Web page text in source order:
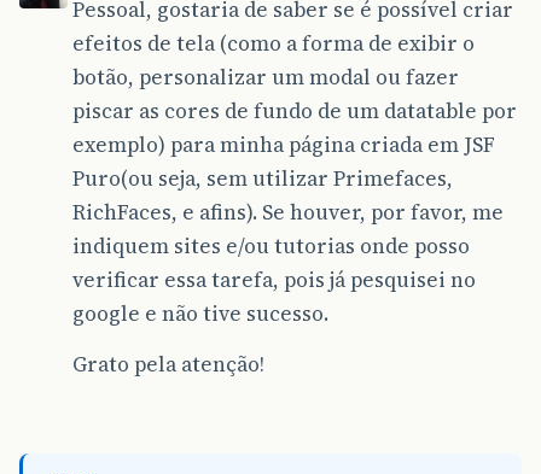
Pessoal, gostaria de saber se é possível criar
efeitos de tela (como a forma de exibir o
botão, personalizar um modal ou fazer
piscar as cores de fundo de um datatable por
exemplo) para minha página criada em JSF
Puro(ou seja, sem utilizar Primefaces,
RichFaces, e afins). Se houver, por favor, me
indiquem sites e/ou tutorias onde posso
verificar essa tarefa, pois já pesquisei no
google e não tive sucesso.
Grato pela atenção!